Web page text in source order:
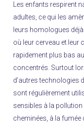
Les enfants respirent
adultes, ce qui les
leurs homologues
où leur cerveau et leur
rapidement plus bas
concentrés. Surtout
d’autres technologies
sont régulièrement
sensibles à la pollution
cheminées, à la